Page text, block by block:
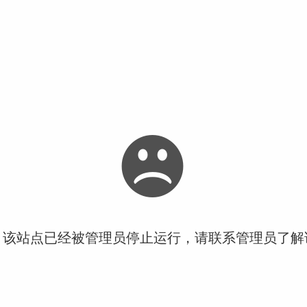
站点已经被管理员停止运行，请联系管理员了